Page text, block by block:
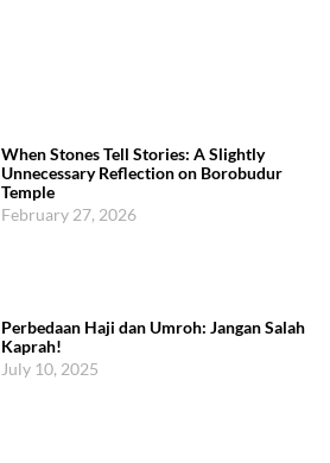
When Stones Tell Stories: A Slightly
Unnecessary Reflection on Borobudur
Temple
February 27, 2026
Perbedaan Haji dan Umroh: Jangan Salah
Kaprah!
July 10, 2025